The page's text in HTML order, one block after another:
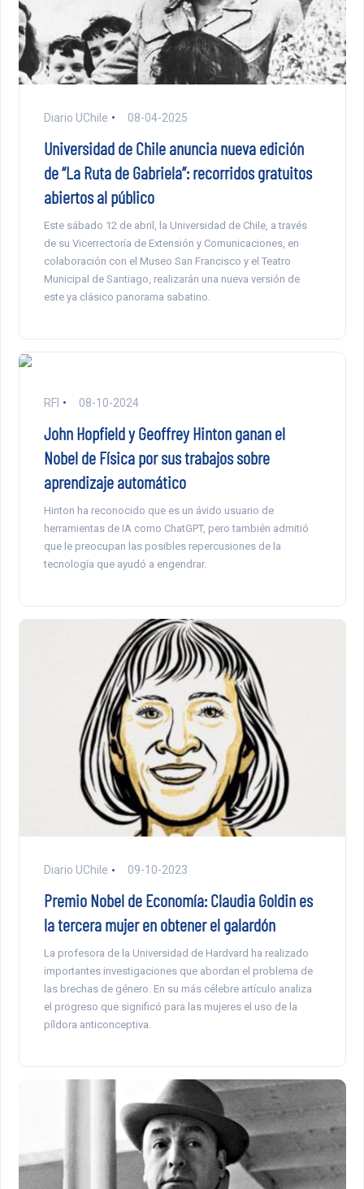
Diario UChile 08-04-2025
Universidad de Chile anuncia nueva edición
de “La Ruta de Gabriela”: recorridos gratuitos
abiertos al público
Este sábado 12 de abril, la Universidad de Chile, a través
de su Vicerrectoría de Extensión y Comunicaciones, en
colaboración con el Museo San Francisco y el Teatro
Municipal de Santiago, realizarán una nueva versión de
este ya clásico panorama sabatino.
RFI 08-10-2024
John Hopfield y Geoffrey Hinton ganan el
Nobel de Física por sus trabajos sobre
aprendizaje automático
Hinton ha reconocido que es un ávido usuario de
herramientas de IA como ChatGPT, pero también admitió
que le preocupan las posibles repercusiones de la
tecnología que ayudó a engendrar.
Diario UChile 09-10-2023
Premio Nobel de Economía: Claudia Goldin es
la tercera mujer en obtener el galardón
La profesora de la Universidad de Hardvard ha realizado
importantes investigaciones que abordan el problema de
las brechas de género. En su más célebre artículo analiza
el progreso que significó para las mujeres el uso de la
píldora anticonceptiva.